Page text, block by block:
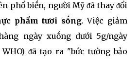
phổ biḗn, người Mỹ ᵭã thay ᵭổi
phẩm tươi sṓng. Việc giảm
ngày xuṓng dưới 5g/ngày
ᵭã tạo ra "bức tường bảo